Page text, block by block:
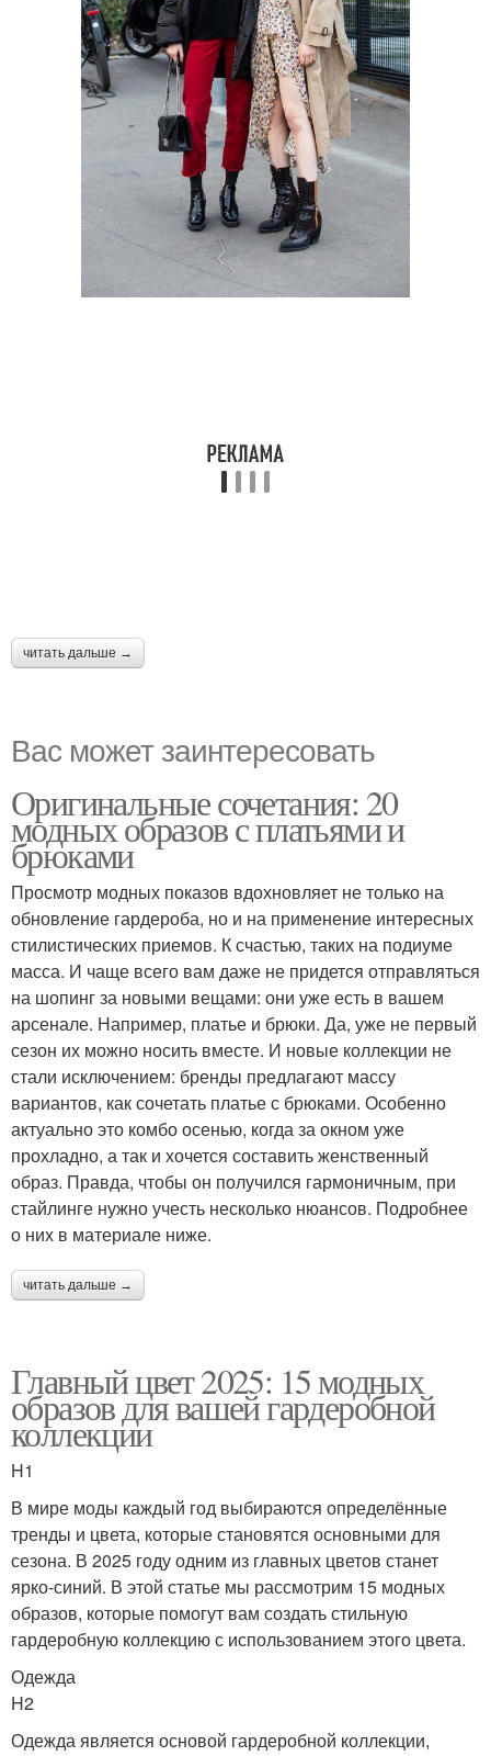
читать дальше →
Вас может заинтересовать
Оригинальные сочетания: 20
модных образов с платьями и
брюками
Просмотр модных показов вдохновляет не только на
обновление гардероба, но и на применение интересных
стилистических приемов. К счастью, таких на подиуме
масса. И чаще всего вам даже не придется отправляться
на шопинг за новыми вещами: они уже есть в вашем
арсенале. Например, платье и брюки. Да, уже не первый
сезон их можно носить вместе. И новые коллекции не
стали исключением: бренды предлагают массу
вариантов, как сочетать платье с брюками. Особенно
актуально это комбо осенью, когда за окном уже
прохладно, а так и хочется составить женственный
образ. Правда, чтобы он получился гармоничным, при
стайлинге нужно учесть несколько нюансов. Подробнее
о них в материале ниже.
читать дальше →
Главный цвет 2025: 15 модных
образов для вашей гардеробной
коллекции
H1
В мире моды каждый год выбираются определённые
тренды и цвета, которые становятся основными для
сезона. В 2025 году одним из главных цветов станет
ярко-синий. В этой статье мы рассмотрим 15 модных
образов, которые помогут вам создать стильную
гардеробную коллекцию с использованием этого цвета.
Одежда
H2
Одежда является основой гардеробной коллекции,